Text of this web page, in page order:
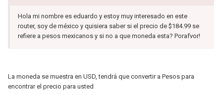
Hola mi nombre es eduardo y estoy muy interesado en este
router, soy de méxico y quisiera saber si el precio de $184.99 se
refiere a pesos mexicanos y si no a que moneda esta? Porafvor!
La moneda se muestra en USD, tendrá que convertir a Pesos para
encontrar el precio para usted